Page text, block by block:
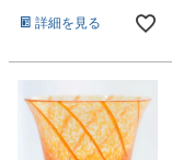
詳細を見る